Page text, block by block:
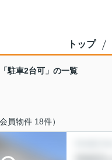
トップ
「駐車2台可」の一覧
員物件 18件）